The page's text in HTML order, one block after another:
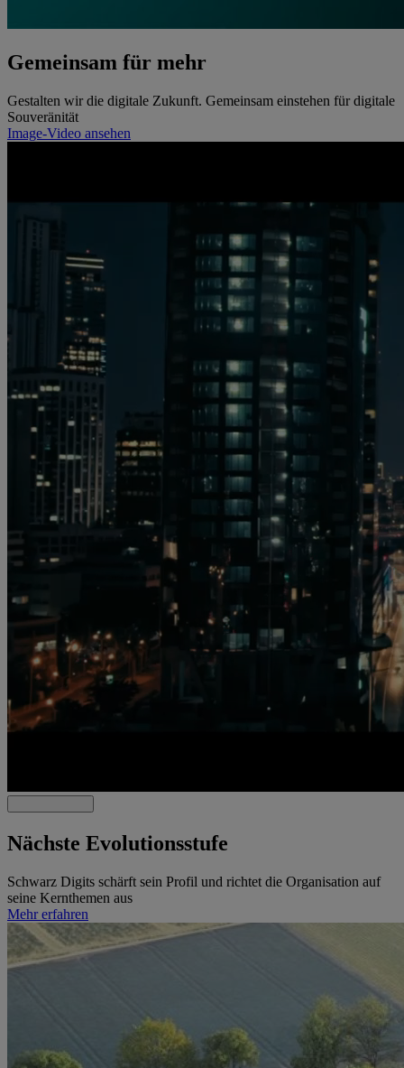
Gemeinsam für mehr
Gestalten wir die digitale Zukunft. Gemeinsam einstehen für digitale
Souveränität
Image-Video ansehen
Nächste Evolutionsstufe
Schwarz Digits schärft sein Profil und richtet die Organisation auf
seine Kernthemen aus
Mehr erfahren